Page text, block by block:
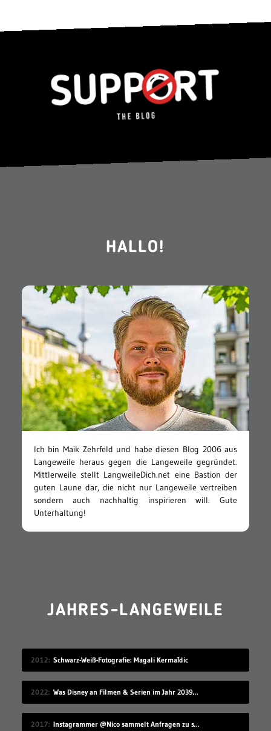
HALLO!
Ich bin Maik Zehrfeld und habe diesen Blog 2006 aus
Langeweile heraus gegen die Langeweile gegründet.
Mittlerweile stellt LangweileDich.net eine Bastion der
guten Laune dar, die nicht nur Langeweile vertreiben
sondern auch nachhaltig inspirieren will. Gute
Unterhaltung!
JAHRES-LANGEWEILE
2012 Schwarz-Weiß-Fotografie: Magali Kermaīdic
2022 Was Disney an Filmen & Serien im Jahr 2039 vorstellen wird…
2017 Instagrammer @Nico sammelt Anfragen zu seinem Benutzernamen